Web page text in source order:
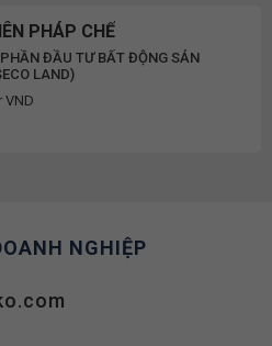
PHÁP CHẾ
PHẦN ĐẦU TƯ BẤT ĐỘNG SẢN
LAND)
VND
NGHIỆP